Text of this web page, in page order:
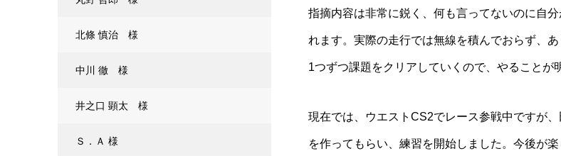
指摘内容は非常に鋭く、何も言ってないのに自
れます。実際の走行では無線を積んでおらず、
1つずつ課題をクリアしていくので、やることが
現在では、ウエストCS2でレース参戦中ですが
を作ってもらい、練習を開始しました。今後が
北條 慎治 様
中川 徹 様
井之口 顕太 様
Ｓ．Ａ 様